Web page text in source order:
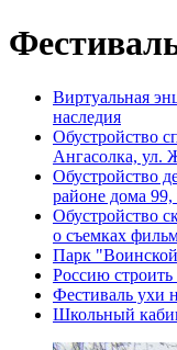
Виртуальная
наследия
Обустройство
Ангасолка, ул.
Обустройство
районе дома
Обустройство
о съемках
Парк
Россию
Фестиваль ухи
Школьный